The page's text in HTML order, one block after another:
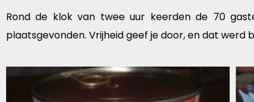
Rond de klok van twee uur keerden de 70
plaatsgevonden. Vrijheid geef je door, en dat